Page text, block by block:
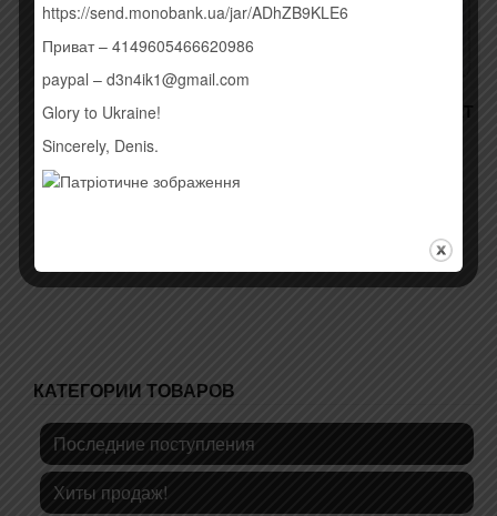
ОЛЕКСАНДР
ПОНОМАРЬОВ –
НАЙКРАЩЕ (2016)
190,00грн.
MADONNA – REBEL HEART
КАТЕГОРИИ ТОВАРОВ
Последние поступления
Хиты продаж!
https://send.monobank.ua/jar/ADhZB9KLE6
Приват – 4149605466620986
paypal – d3n4ik1@gmail.com
Glory to Ukraine!
Sincerely, Denis.